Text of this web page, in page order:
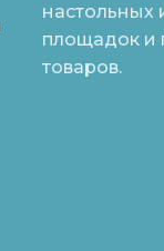
настольных
площадок и
товаров.